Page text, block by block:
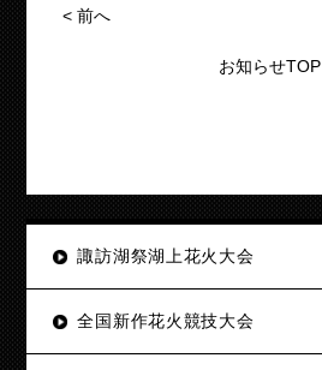
<前へ
お知らせTOP
諏訪湖祭湖上花火大会
全国新作花火競技大会